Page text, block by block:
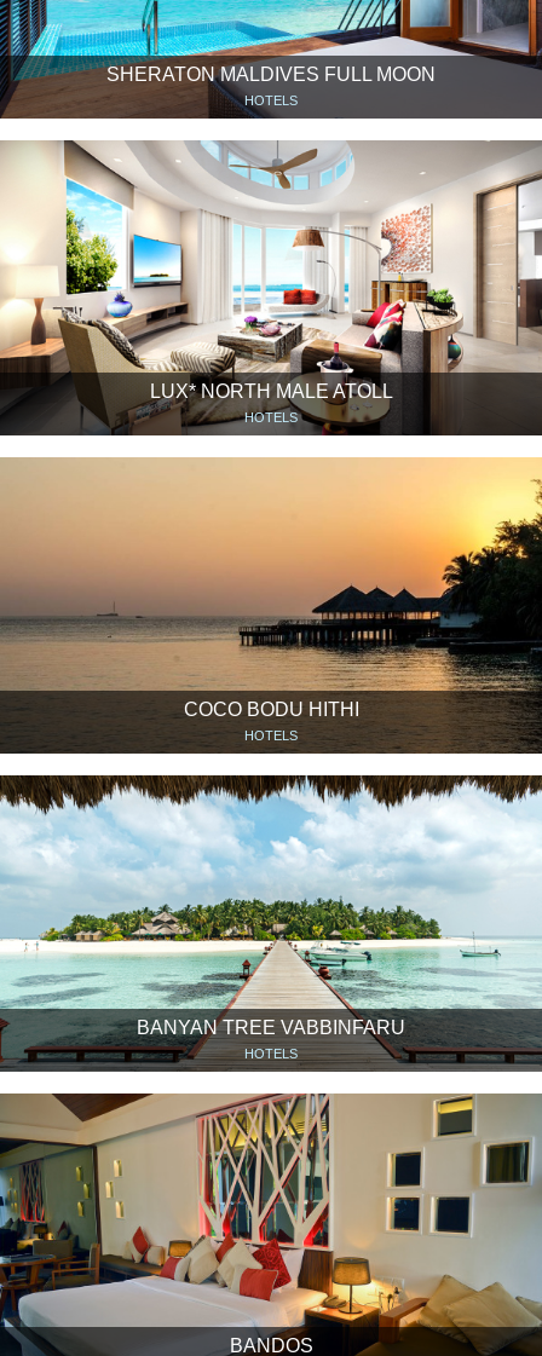
SHERATON MALDIVES FULL MOON
HOTELS
LUX* NORTH MALE ATOLL
HOTELS
COCO BODU HITHI
HOTELS
BANYAN TREE VABBINFARU
HOTELS
BANDOS